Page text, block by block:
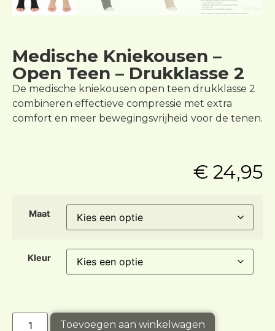
Medische Kniekousen –
Open Teen – Drukklasse 2
De medische kniekousen open teen drukklasse 2
combineren effectieve compressie met extra
comfort en meer bewegingsvrijheid voor de tenen.
€ 24,95
Maat
Kleur
Toevoegen aan winkelwagen